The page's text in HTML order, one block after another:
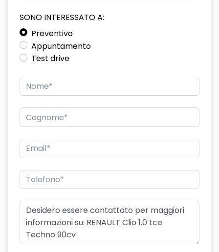
SONO INTERESSATO A:
Preventivo
Appuntamento
Test drive